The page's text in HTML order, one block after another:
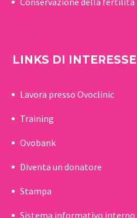
LINKS DI INTERESSE
Lavora presso Ovoclinic
Training
Ovobank
Diventa un donatore
Stampa
Sistema informativo interno